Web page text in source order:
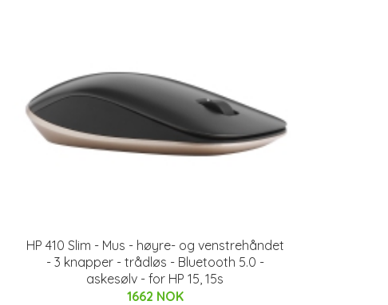
HP 410 Slim - Mus - høyre- og venstrehåndet
- 3 knapper - trådløs - Bluetooth 5.0 -
askesølv - for HP 15, 15s
1662 NOK